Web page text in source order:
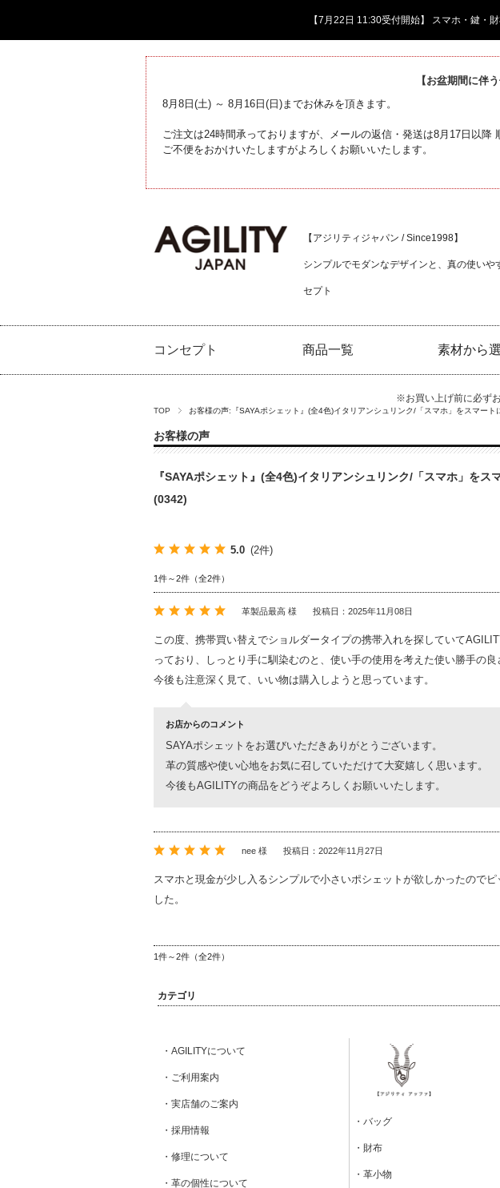
【7月22日 11:30受付開始】 スマホ・鍵・
【お盆期間に伴
8月8日(土) ～ 8月16日(日)までお休みを頂きます。
ご注文は24時間承っておりますが、メールの返信・発送は8月17日以降
ご不便をおかけいたしますがよろしくお願いいたします。
【アジリティジャパン / Since1998】
シンプルでモダンなデザインと、真の使いや
セプト
コンセプト 商品一覧 素材から
※お買い上げ前に必ず
TOP お客様の声:『SAYAポシェット』(全4色)イタリアンシュリンク/「スマホ」をスマー
お客様の声
『SAYAポシェット』(全4色)イタリアンシュリンク/「スマホ」を
(0342)
5.0 (2件)
1件～2件（全2件）
革製品最高 様 投稿日：2025年11月08日
この度、携帯買い替えでショルダータイプの携帯入れを探していて
っており、しっとり手に馴染むのと、使い手の使用を考えた使い勝手の良
今後も注意深く見て、いい物は購入しようと思っています。
お店からのコメント
SAYAポシェットをお選びいただきありがとうございます。
革の質感や使い心地をお気に召していただけて大変嬉しく思います。
今後もAGILITYの商品をどうぞよろしくお願いいたします。
nee 様 投稿日：2022年11月27日
スマホと現金が少し入るシンプルで小さいポシェットが欲しかったので
した。
1件～2件（全2件）
カテゴリ
・AGILITYについて
・ご利用案内
・実店舗のご案内
・採用情報
・修理について
・革の個性について
・バッグ
・財布
・革小物